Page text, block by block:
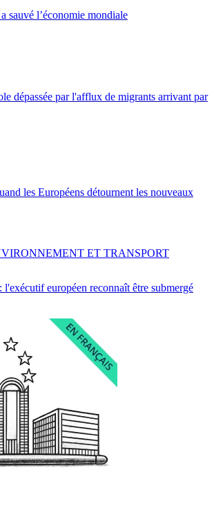
sauvé l’économie mondiale
dépassée par l'afflux de migrants arrivant par
les Européens détournent les nouveaux
l'exécutif européen reconnaît être submergé
ET TRANSPORT